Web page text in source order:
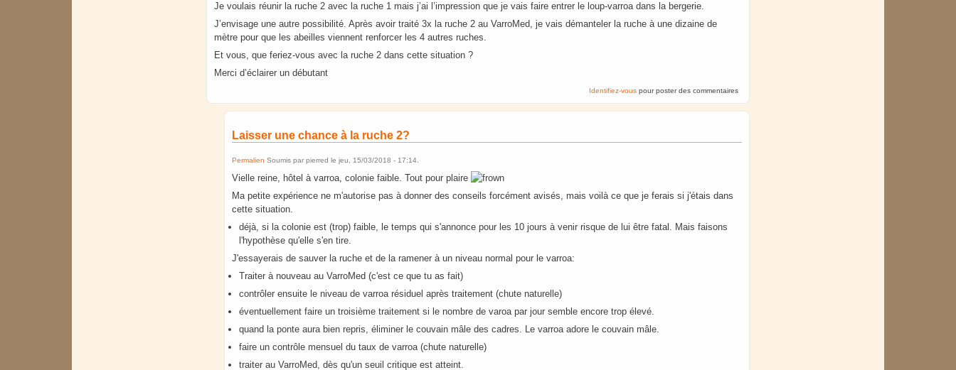
Je voulais réunir la ruche 2 avec la ruche 1 mais j’ai l’impression que je vais faire entrer le loup-varroa dans la bergerie.
J’envisage une autre possibilité. Après avoir traité 3x la ruche 2 au VarroMed, je vais démanteler la ruche à une dizaine de
mètre pour que les abeilles viennent renforcer les 4 autres ruches.
Et vous, que feriez-vous avec la ruche 2 dans cette situation ?
Merci d’éclairer un débutant
Identifiez-vouspour poster des commentaires
Laisser une chance à la ruche 2?
Permalien Soumis parpierred lejeu, 15/03/2018 - 17:14.
Vielle reine, hôtel à varroa, colonie faible. Tout pour plaire
Ma petite expérience ne m'autorise pas à donner des conseils forcément avisés, mais voilà ce que je ferais si j'étais dans
cette situation.
déjà, si la colonie est (trop) faible, le temps qui s'annonce pour les 10 jours à venir risque de lui être fatal. Mais faisons
l'hypothèse qu'elle s'en tire.
J'essayerais de sauver la ruche et de la ramener à un niveau normal pour le varroa:
Traiter à nouveau au VarroMed (c'est ce que tu as fait)
contrôler ensuite le niveau de varroa résiduel après traitement (chute naturelle)
éventuellement faire un troisième traitement si le nombre de varoa par jour semble encore trop élevé.
quand la ponte aura bien repris, éliminer le couvain mâle des cadres. Le varroa adore le couvain mâle.
faire un contrôle mensuel du taux de varroa (chute naturelle)
traiter au VarroMed, dès qu'un seuil critique est atteint.